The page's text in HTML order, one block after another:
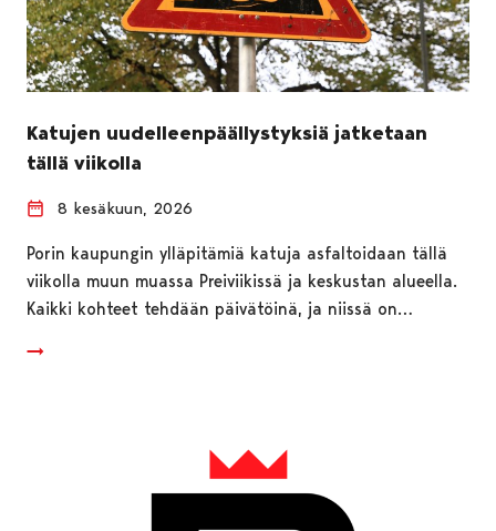
Katujen uudelleenpäällystyksiä jatketaan
tällä viikolla
8 kesäkuun, 2026
Porin kaupungin ylläpitämiä katuja asfaltoidaan tällä
viikolla muun muassa Preiviikissä ja keskustan alueella.
Kaikki kohteet tehdään päivätöinä, ja niissä on…